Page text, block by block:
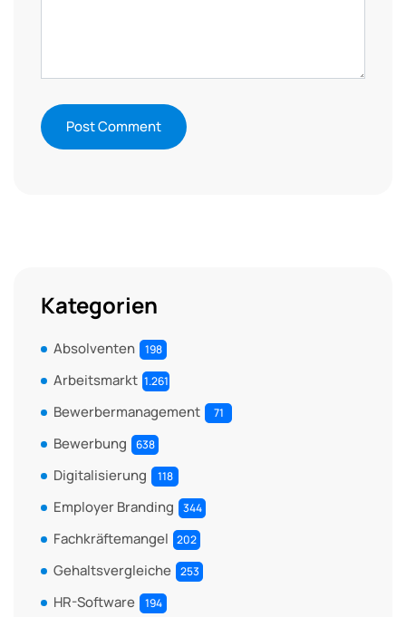
Kategorien
Absolventen 198
Arbeitsmarkt 1.261
Bewerbermanagement 71
Bewerbung 638
Digitalisierung 118
Employer Branding 344
Fachkräftemangel 202
Gehaltsvergleiche 253
HR-Software 194